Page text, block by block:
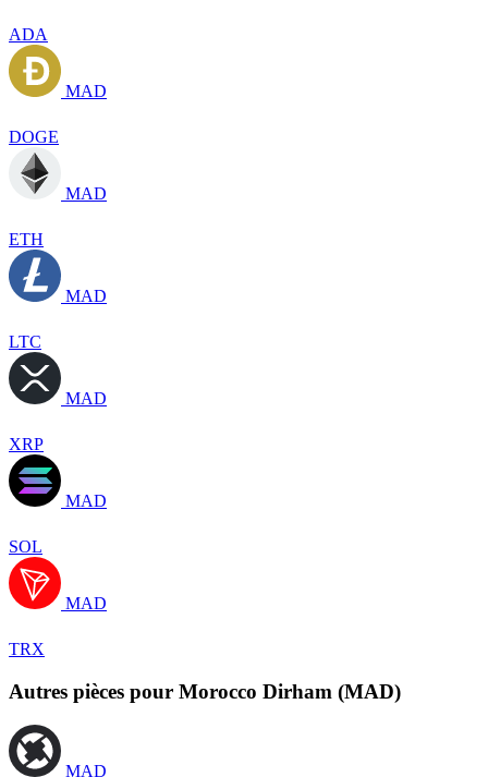
ADA
MAD
DOGE
MAD
ETH
MAD
LTC
MAD
XRP
MAD
SOL
MAD
TRX
Autres pièces pour Morocco Dirham (MAD)
MAD